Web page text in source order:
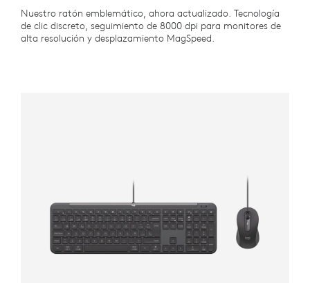
Nuestro ratón emblemático, ahora actualizado. Tecnología
de clic discreto, seguimiento de 8000 dpi para monitores de
alta resolución y desplazamiento MagSpeed.